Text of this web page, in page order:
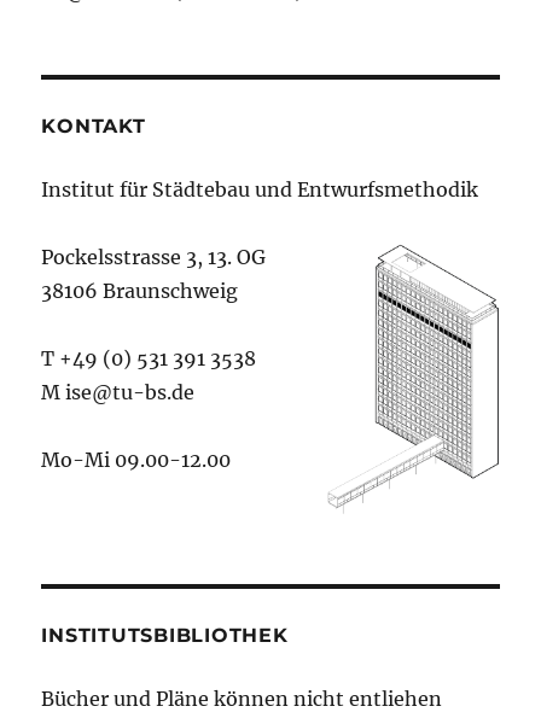
KONTAKT
Institut für Städtebau und Entwurfsmethodik
Pockelsstrasse 3, 13. OG
38106 Braunschweig
T +49 (0) 531 391 3538
M ise@tu-bs.de
Mo-Mi 09.00-12.00
INSTITUTSBIBLIOTHEK
Bücher und Pläne können nicht entliehen